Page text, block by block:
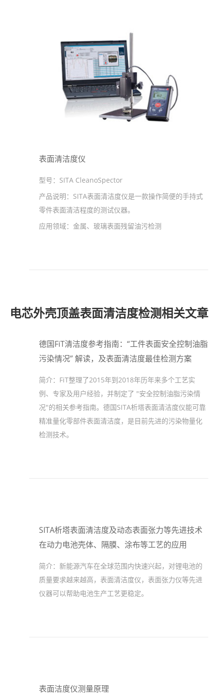
表面清洁度仪
型号： SITA CleanoSpector
产品说明： SITA表面清洁度仪是一款操作简便的手持式
零件表面清洁程度的测试仪器。
应用领域： 金属、玻璃表面残留油污检测
电芯外壳顶盖表面清洁度检测相关文章
德国FiT清洁度参考指南：“工件表面安全控制油脂
污染情况” 解读，及表面清洁度最佳检测方案
简介： FiT整理了2015年到2018年历年来多个工艺实
例、专家及用户经验，并制定了 "安全控制油脂污染情
况"的相关参考指南。德国SITA析塔表面清洁度仪能可靠
精准量化零部件表面清洁度，是目前先进的污染物量化
检测技术。
SITA析塔表面清洁度及动态表面张力等先进技术
在动力电池壳体、隔膜、涂布等工艺的应用
简介： 新能源汽车在全球范围内快速兴起，对锂电池的
质量要求越来越高，表面清洁度仪，表面张力仪等先进
仪器可以帮助电池生产工艺更稳定。
表面洁度仪测量原理